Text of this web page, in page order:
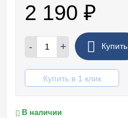
2 190 ₽
- + Купить
Купить в 1 клик
В наличии